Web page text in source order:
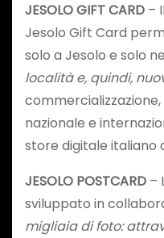
JESOLO GIFT CARD –
Jesolo Gift Card
solo a Jesolo e solo
località e, quindi,
nazionale e
store digitale italiano
JESOLO POSTCARD –
sviluppato in
migliaia di foto: